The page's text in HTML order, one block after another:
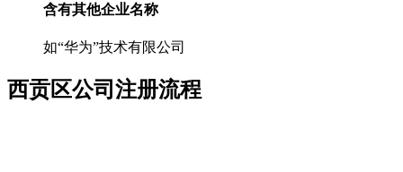
含有其他企业名称
如“华为”技术有限公司
西贡区公司注册流程